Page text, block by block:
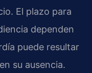
El plazo para
dependen
puede resultar
su ausencia.